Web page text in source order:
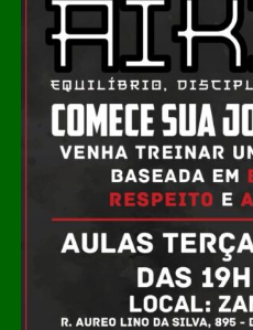
Pelo clube de Buenos Aires,
partidas, marcou 32 gols e
assistências.
Leia Também: Polícia
projeto para aprimorar
de crimes contra a vida
A expectativa é que Colidio
pelo Vasco nos próximos
COMENTE ABAIXO: